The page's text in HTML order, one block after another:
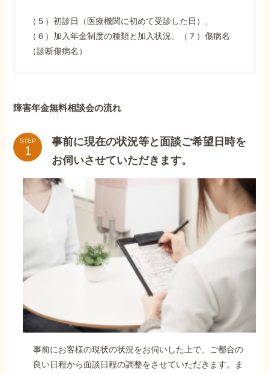
（５）初診日（医療機関に初めて受診した日）、
（６）加入年金制度の種類と加入状況、（７）傷病名
（診断傷病名）
障害年金無料相談会の流れ
STEP
事前に現在の状況等と面談ご希望日時を
お伺いさせていただきます。
事前にお客様の現状の状況をお伺いした上で、ご都合の
良い日程から面談日程の調整をさせていただきます。ま